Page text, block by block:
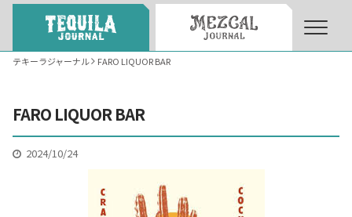
テキーラとは What’s Tequila
テキーラのつくり方
テキーラジャーナル FARO LIQUOR BAR
FARO LIQUOR BAR
2024/10/24